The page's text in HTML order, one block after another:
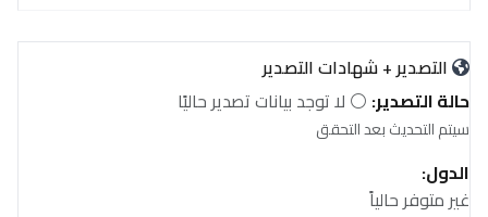
التصدير + شهادات التصدير
حالة التصدير: ⚪ لا توجد بيانات تصدير حاليًا
سيتم التحديث بعد التحقق
الدول:
غير متوفر حالياً